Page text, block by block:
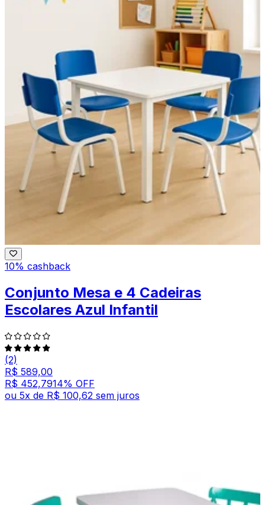
10% cashback
Conjunto Mesa e 4 Cadeiras
Escolares Azul Infantil
(2)
R$ 589,00
R$ 452,7914% OFF
ou 5x de R$ 100,62 sem juros